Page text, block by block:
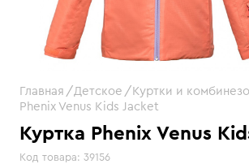
Куртка Phenix Venus
Код товара: 39156
Главная Детское Куртки и
Phenix Venus Kids Jacket